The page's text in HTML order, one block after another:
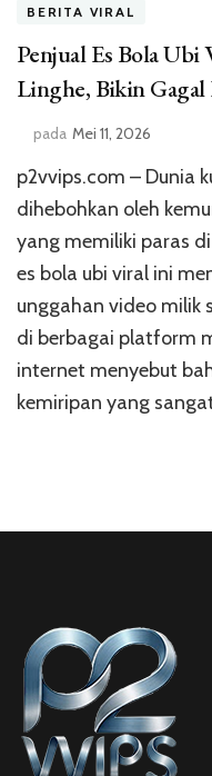
BERITA VIRAL
Penjual Es Bola
Linghe, Bikin Gagal
pada Mei 11, 2026
p2vvips.com – Dunia
dihebohkan oleh
yang memiliki paras
es bola ubi viral ini
unggahan video milik
di berbagai platform
internet menyebut
kemiripan yang